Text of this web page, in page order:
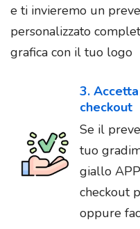
e ti invieremo un
personalizzato
grafica con il tuo logo
3.
checkout
Se il
tuo
giallo
checkout
oppure